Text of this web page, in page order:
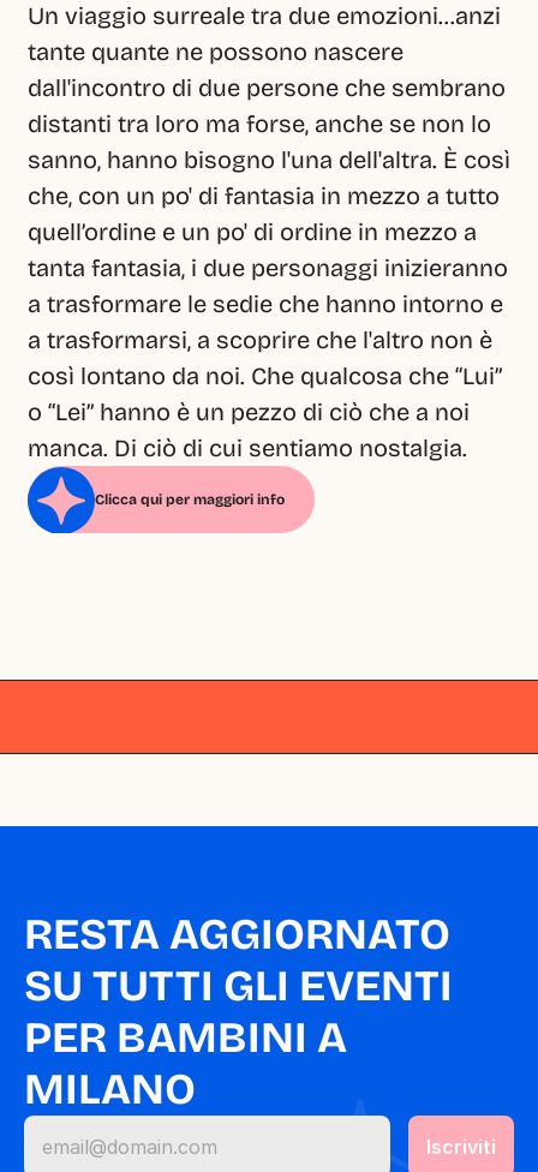
Un viaggio surreale tra due emozioni...anzi
tante quante ne possono nascere
dall'incontro di due persone che sembrano
distanti tra loro ma forse, anche se non lo
sanno, hanno bisogno l'una dell'altra. È così
che, con un po' di fantasia in mezzo a tutto
quell’ordine e un po' di ordine in mezzo a
tanta fantasia, i due personaggi inizieranno
a trasformare le sedie che hanno intorno e
a trasformarsi, a scoprire che l'altro non è
così lontano da noi. Che qualcosa che “Lui”
o “Lei” hanno è un pezzo di ciò che a noi
manca. Di ciò di cui sentiamo nostalgia.
Clicca qui per maggiori info
RESTA AGGIORNATO
SU TUTTI GLI EVENTI
PER BAMBINI A
MILANO